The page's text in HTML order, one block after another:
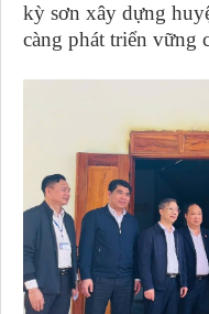
kỳ sơn xây dựng
càng phát triển vững